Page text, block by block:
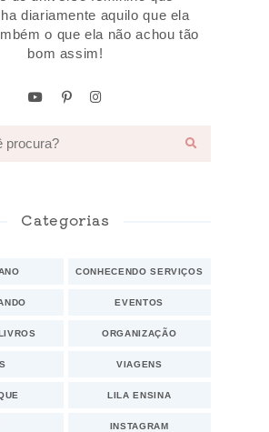
diariamente aquilo que ela
o que ela não achou tão
bom assim!
Categorias
CONHECENDO SERVIÇOS
EVENTOS
ORGANIZAÇÃO
VIAGENS
LILA ENSINA
INSTAGRAM